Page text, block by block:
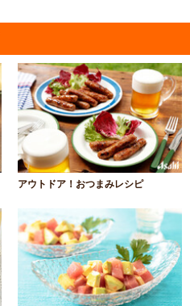
アウトドア！おつまみレシピ